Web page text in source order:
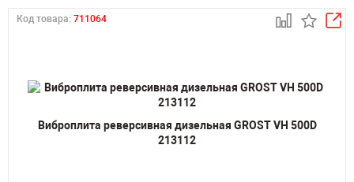
Код товара: 711064
Виброплита реверсивная дизельная GROST VH 500D
213112